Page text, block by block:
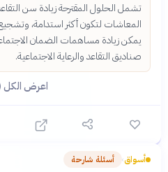
تشمل الحلول المقترحة زيادة سن
المعاشات لتكون أكثر استدامة،
يمكن زيادة مساهمات الضمان
صناديق التقاعد والرعاية الاجتماعية.
اعرض الكل (7)
أسواق› أسئلة شارحة